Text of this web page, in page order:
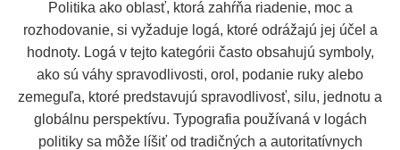
Politika ako oblasť, ktorá zahŕňa riadenie, moc a
rozhodovanie, si vyžaduje logá, ktoré odrážajú jej účel a
hodnoty. Logá v tejto kategórii často obsahujú symboly,
ako sú váhy spravodlivosti, orol, podanie ruky alebo
zemeguľa, ktoré predstavujú spravodlivosť, silu, jednotu a
globálnu perspektívu. Typografia používaná v logách
politiky sa môže líšiť od tradičných a autoritatívnych